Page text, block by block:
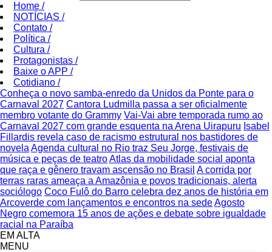
Home /
NOTÍCIAS /
Contato /
Política /
Cultura /
Protagonistas /
Baixe o APP /
Cotidiano /
Conheça o novo samba-enredo da Unidos da Ponte para o
Carnaval 2027 Cantora Ludmilla passa a ser oficialmente
membro votante do Grammy Vai-Vai abre temporada rumo ao
Carnaval 2027 com grande esquenta na Arena Uirapuru Isabel
Fillardis revela caso de racismo estrutural nos bastidores de
novela Agenda cultural no Rio traz Seu Jorge, festivais de
música e peças de teatroAtlas da mobilidade social aponta
que raça e gênero travam ascensão no Brasil A corrida por
terras raras ameaça a Amazônia e povos tradicionais, alerta
sociólogo Coco Fulô do Barro celebra dez anos de história em
Arcoverde com lançamentos e encontros na sedeAgosto
Negro comemora 15 anos de ações e debate sobre igualdade
racial na Paraíba
EM ALTA
MENU